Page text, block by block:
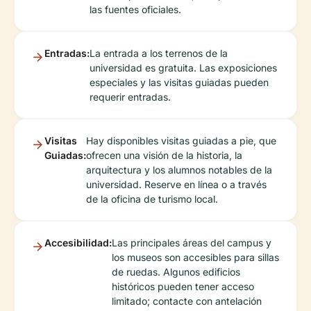
las fuentes oficiales.
Entradas:La entrada a los terrenos de la
universidad es gratuita. Las exposiciones
especiales y las visitas guiadas pueden
requerir entradas.
Visitas
Guiadas:
Hay disponibles visitas guiadas a pie, que
ofrecen una visión de la historia, la
arquitectura y los alumnos notables de la
universidad. Reserve en línea o a través
de la oficina de turismo local.
Accesibilidad:Las principales áreas del campus y
los museos son accesibles para sillas
de ruedas. Algunos edificios
históricos pueden tener acceso
limitado; contacte con antelación